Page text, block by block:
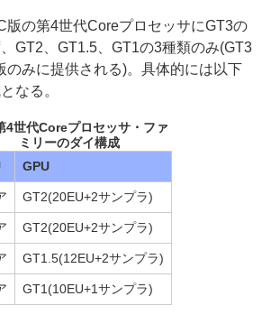
の第4世代CoreプロセッサにGT3の
GT2、GT1.5、GT1の3種類のみ(GT3
のみに提供される)。具体的には以下
なる。
4世代Coreプロセッサ・ファ
ミリーのダイ構成
GPU
GT2(20EU+2サンプラ)
GT2(20EU+2サンプラ)
GT1.5(12EU+2サンプラ)
GT1(10EU+1サンプラ)